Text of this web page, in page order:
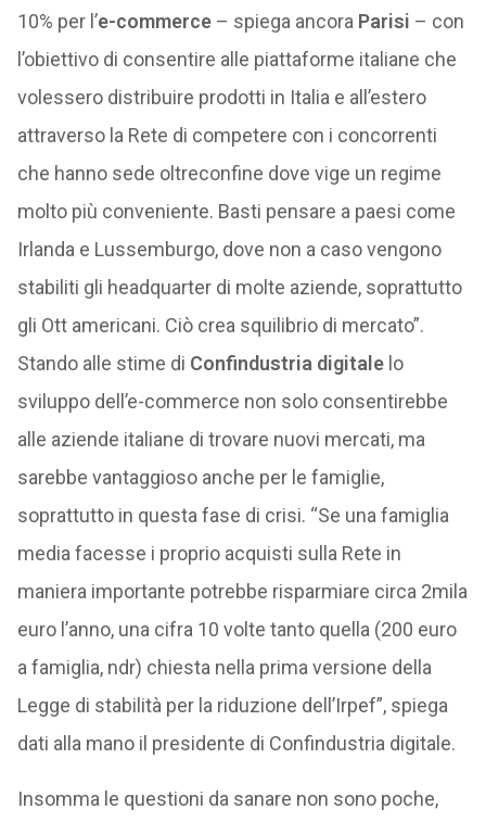
10% per l’e-commerce– spiega ancora Parisi – con
l’obiettivo di consentire alle piattaforme italiane che
volessero distribuire prodotti in Italia e all’estero
attraverso la Rete di competere con i concorrenti
che hanno sede oltreconfine dove vige un regime
molto più conveniente. Basti pensare a paesi come
Irlanda e Lussemburgo, dove non a caso vengono
stabiliti gli headquarter di molte aziende, soprattutto
gli Ott americani. Ciò crea squilibrio di mercato”.
Stando alle stime di Confindustria digitalelo
sviluppo dell’e-commerce non solo consentirebbe
alle aziende italiane di trovare nuovi mercati, ma
sarebbe vantaggioso anche per le famiglie,
soprattutto in questa fase di crisi. “Se una famiglia
media facesse i proprio acquisti sulla Rete in
maniera importante potrebbe risparmiare circa 2mila
euro l’anno, una cifra 10 volte tanto quella (200 euro
a famiglia, ndr) chiesta nella prima versione della
Legge di stabilità per la riduzione dell’Irpef”, spiega
dati alla mano il presidente di Confindustria digitale.
Insomma le questioni da sanare non sono poche,